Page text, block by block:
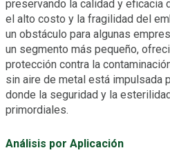
preservando la calidad y eficacia
el alto costo y la fragilidad del
un obstáculo para algunas
un segmento más pequeño,
protección contra la
sin aire de metal está impulsada
donde la seguridad y la
primordiales.
Análisis por Aplicación